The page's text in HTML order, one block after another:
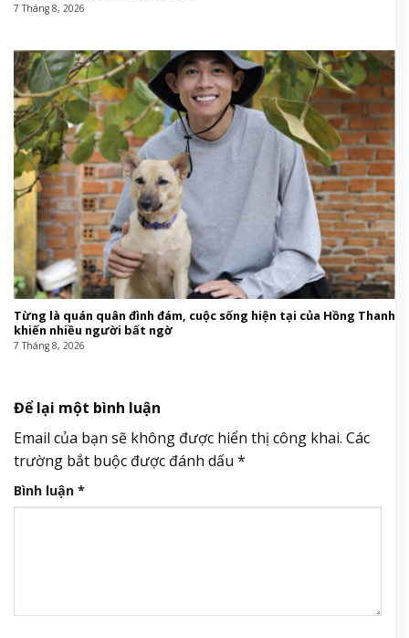
7 Tháng 8, 2026
Từng là quán quân đình đám, cuộc sống hiện tại của Hồng Thanh
khiến nhiều người bất ngờ
7 Tháng 8, 2026
Để lại một bình luận
Email của bạn sẽ không được hiển thị công khai. Các
trường bắt buộc được đánh dấu *
Bình luận *